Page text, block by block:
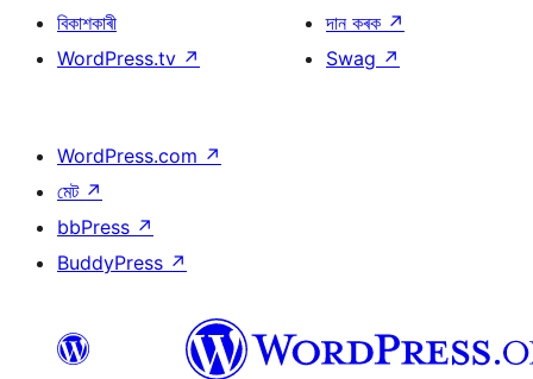
বিকাশকাৰী
WordPress.tv ↗
দান কৰক ↗
Swag ↗
WordPress.com ↗
মেট ↗
bbPress ↗
BuddyPress ↗